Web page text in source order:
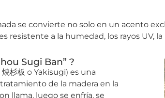
se convierte no solo en un acento
resistente a la humedad, los rayos UV,
Sugi Ban” ?
杉板 o Yakisugi) es una
de la madera en la
llama, luego se enfría, se